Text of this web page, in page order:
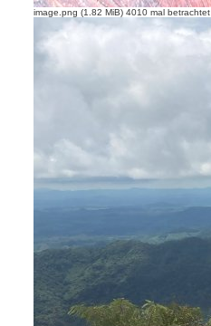
image.png (1.82 MiB) 4010 mal betrachtet